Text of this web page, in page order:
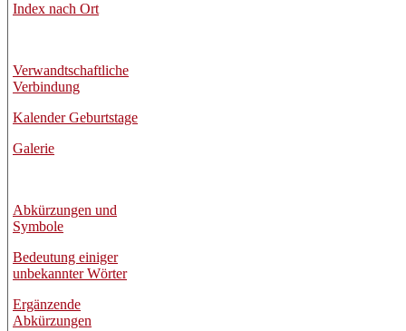
Index nach Ort
Verwandtschaftliche
Verbindung
Kalender Geburtstage
Galerie
Abkürzungen und
Symbole
Bedeutung einiger
unbekannter Wörter
Ergänzende
Abkürzungen